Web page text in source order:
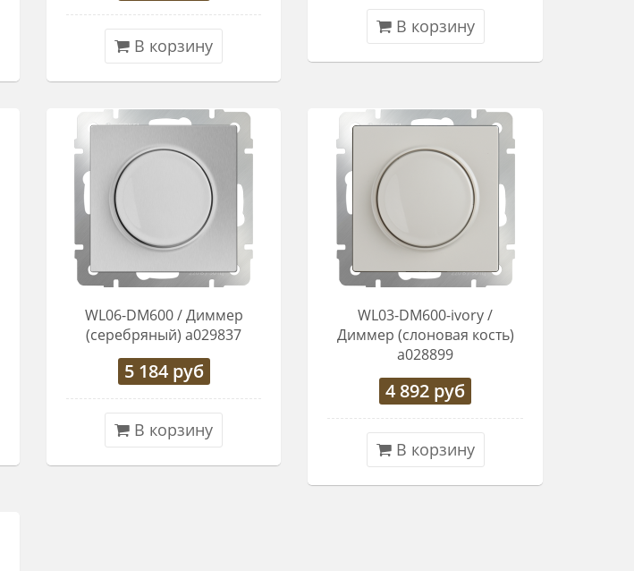
В корзину
В корзину
WL06-DM600 / Диммер
(серебряный) a029837
5 184руб
В корзину
WL03-DM600-ivory /
Диммер (слоновая кость)
a028899
4 892 руб
В корзину